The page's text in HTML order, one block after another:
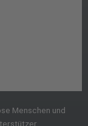
Menschen und